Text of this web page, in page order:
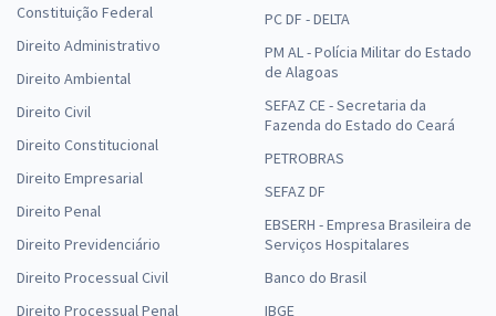
Constituição Federal
Direito Administrativo
Direito Ambiental
Direito Civil
Direito Constitucional
Direito Empresarial
Direito Penal
Direito Previdenciário
Direito Processual Civil
Direito Processual Penal
PC DF - DELTA
PM AL - Polícia Militar do Estado
de Alagoas
SEFAZ CE - Secretaria da
Fazenda do Estado do Ceará
PETROBRAS
SEFAZ DF
EBSERH - Empresa Brasileira de
Serviços Hospitalares
Banco do Brasil
IBGE